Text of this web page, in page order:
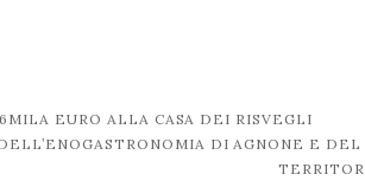
EURO ALLA CASA DEI RISVEGLI
DI AGNONE E DEL